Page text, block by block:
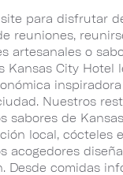
para disfrutar
reuniones,
artesanales o
Kansas City Hotel
Nuestros
sabores de
local, cócteles
acogedores
Desde comidas